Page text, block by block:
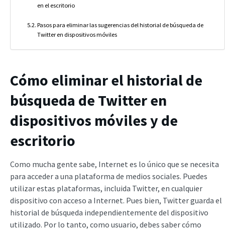
en el escritorio
Pasos para eliminar las sugerencias del historial de búsqueda de
Twitter en dispositivos móviles
Cómo eliminar el historial de
búsqueda de Twitter en
dispositivos móviles y de
escritorio
Como mucha gente sabe, Internet es lo único que se necesita
para acceder a una plataforma de medios sociales. Puedes
utilizar estas plataformas, incluida Twitter, en cualquier
dispositivo con acceso a Internet. Pues bien, Twitter guarda el
historial de búsqueda independientemente del dispositivo
utilizado. Por lo tanto, como usuario, debes saber cómo